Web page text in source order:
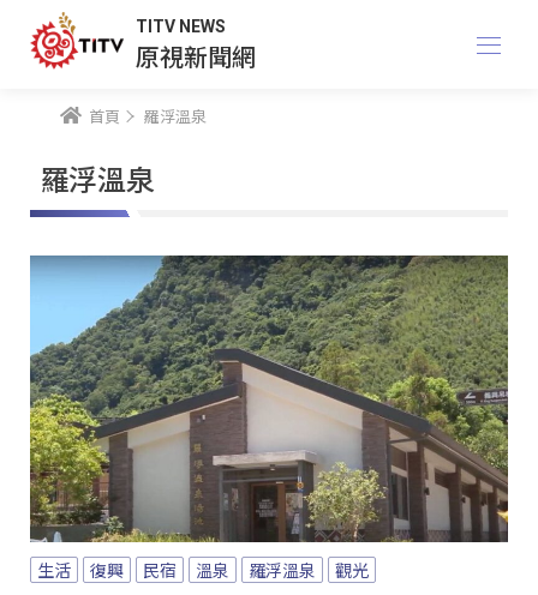
TITV NEWS
原視新聞網
首頁 羅浮溫泉
羅浮溫泉
生活 復興 民宿 溫泉 羅浮溫泉 觀光